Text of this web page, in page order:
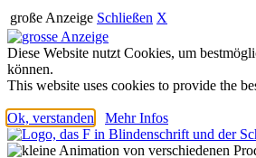
große Anzeige Schließen X
Diese Website nutzt Cookies, um
können.
This website uses cookies to provide the
Ok, verstanden Mehr Infos